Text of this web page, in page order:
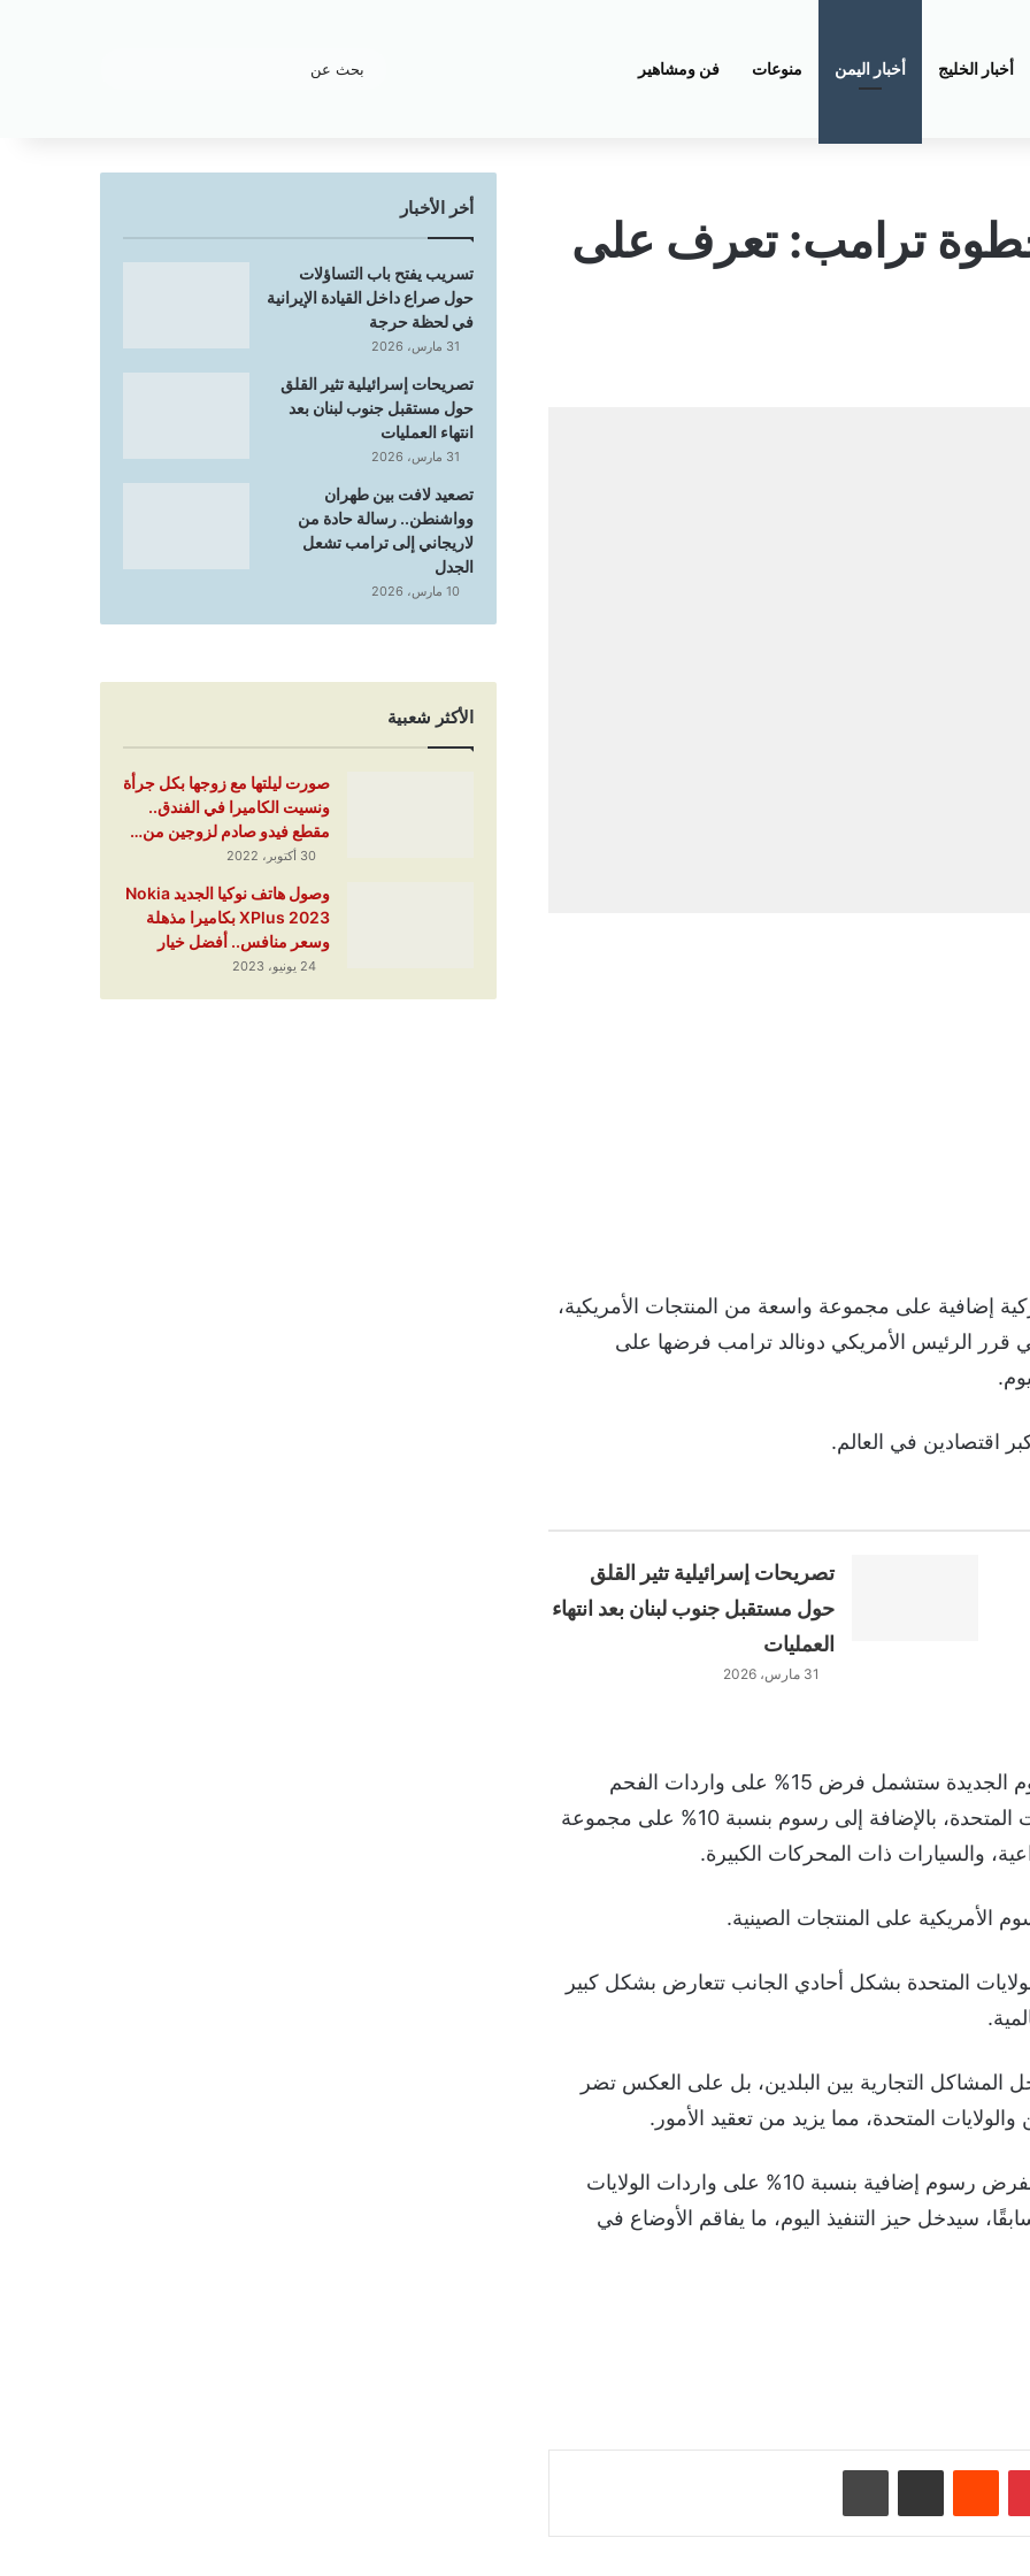
أخبار الخليج أخبار اليمن منوعات فن ومشاهير
ترامب: تعرف على
إضافية على مجموعة واسعة من المنتجات الأمريكية،
قرر الرئيس الأمريكي دونالد ترامب فرضها على
اقتصادين في العالم.
تصريحات إسرائيلية تثير القلق
حول مستقبل جنوب لبنان بعد انتهاء
العمليات
31 مارس، 2026
وأوضحت وزارة التجارة الصينية في بيانها أن الرسوم الجديدة ستشمل فرض 15% على واردات الفحم
ومنتجات الغاز الطبيعي المسال القادمة من الولايات المتحدة، بالإضافة إلى رسوم بنسبة 10% على مجموعة
والسيارات ذات المحركات الكبيرة.
الأمريكية على المنتجات الصينية.
المتحدة بشكل أحادي الجانب تتعارض بشكل كبير
المشاكل التجارية بين البلدين، بل على العكس تضر
المتحدة، مما يزيد من تعقيد الأمور.
من المهم ذكره أن قرار الرئيس الأمريكي ترامب بفرض رسوم إضافية بنسبة 10% على واردات الولايات
سيدخل حيز التنفيذ اليوم، ما يفاقم الأوضاع في
بينتيريست
أخر الأخبار
تسريب يفتح باب التساؤلات
حول صراع داخل القيادة الإيرانية
في لحظة حرجة
31 مارس، 2026
تصريحات إسرائيلية تثير القلق
حول مستقبل جنوب لبنان بعد
انتهاء العمليات
31 مارس، 2026
تصعيد لافت بين طهران
وواشنطن.. رسالة حادة من
لاريجاني إلى ترامب تشعل
الجدل
10 مارس، 2026
الأكثر شعبية
صورت ليلتها مع زوجها بكل جرأة
ونسيت الكاميرا في الفندق..
مقطع فيدو صادم لزوجين من…
30 أكتوبر، 2022
وصول هاتف نوكيا الجديد Nokia
XPlus 2023 بكاميرا مذهلة
وسعر منافس.. أفضل خيار
24 يونيو، 2023